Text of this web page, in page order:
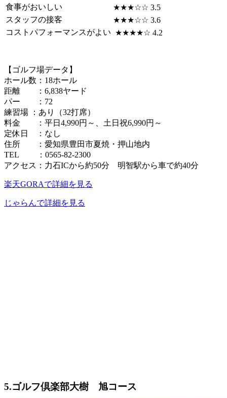
食事がおいしい
★★★☆☆ 3.5
スタッフの接客
★★★☆☆ 3.6
コストパフォーマンスがよい ★★★★☆ 4.2
【ゴルフ場データ】
ホール数：18ホール
距離 ：6,838ヤード
パー ：72
練習場 ：あり（32打席）
料金 ：平日4,990円～、土日祝6,990円～
定休日 ：なし
住所 ：愛知県豊田市夏焼・押山地内
TEL ：0565-82-2300
アクセス：力石ICから約50分 明智駅から車で約40分
楽天GORAで詳細を見る
じゃらんで詳細を見る
5.ゴルフ倶楽部大樹 旭コース